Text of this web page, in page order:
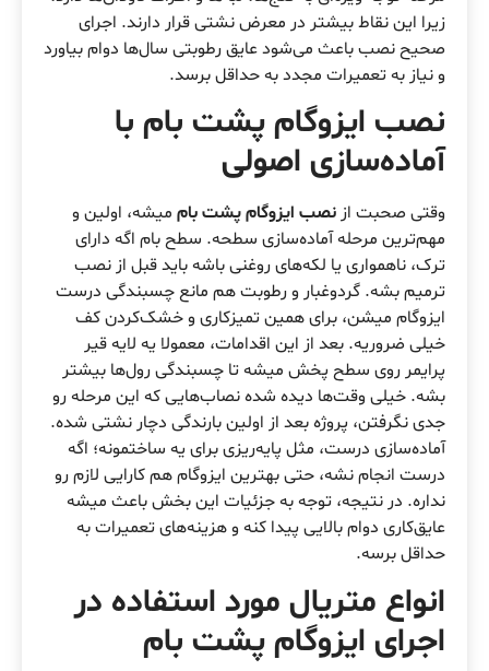
زیرا این نقاط بیشتر در معرض نشتی قرار دارند. اجرای
صحیح نصب باعث می‌شود عایق رطوبتی سال‌ها دوام بیاورد
و نیاز به تعمیرات مجدد به حداقل برسد.
نصب ایزوگام پشت بام با
آماده‌سازی اصولی
وقتی صحبت ازنصب ایزوگام پشت بام میشه، اولین و
مهم‌ترین مرحله آماده‌سازی سطحه. سطح بام اگه دارای
ترک، ناهمواری یا لکه‌های روغنی باشه باید قبل از نصب
ترمیم بشه. گردوغبار و رطوبت هم مانع چسبندگی درست
ایزوگام میشن، برای همین تمیزکاری و خشک‌کردن کف
خیلی ضروریه. بعد از این اقدامات، معمولا یه لایه قیر
پرایمر روی سطح پخش میشه تا چسبندگی رول‌ها بیشتر
بشه. خیلی وقت‌ها دیده شده نصاب‌هایی که این مرحله رو
جدی نگرفتن، پروژه بعد از اولین بارندگی دچار نشتی شده.
آماده‌سازی درست، مثل پایه‌ریزی برای یه ساختمونه؛ اگه
درست انجام نشه، حتی بهترین ایزوگام هم کارایی لازم رو
نداره. در نتیجه، توجه به جزئیات این بخش باعث میشه
عایق‌کاری دوام بالایی پیدا کنه و هزینه‌های تعمیرات به
حداقل برسه.
انواع متریال مورد استفاده در
اجرای ایزوگام پشت بام